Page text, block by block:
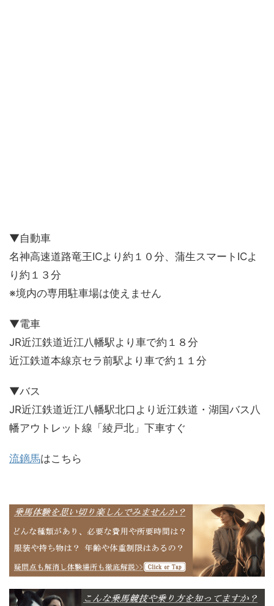
▼自動車
名神高速道路竜王ICより約１０分、蒲生スマートICよ
り約１３分
※境内の専用駐車場は使えません
▼電車
JR近江鉄道近江八幡駅より車で約１８分
近江鉄道本線京セラ前駅より車で約１１分
▼バス
JR近江鉄道近江八幡駅北口より近江鉄道・湖国バス八
幡アウトレット線「綾戸北」下車すぐ
流鏑馬はこちら